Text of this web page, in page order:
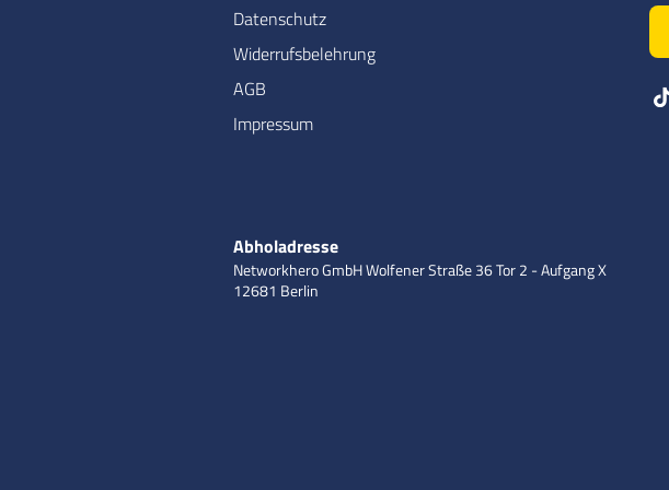
Datenschutz
Widerrufsbelehrung
AGB
Impressum
Abholadresse
Networkhero GmbHWolfener Straße 36Tor 2 - Aufgang X
12681 Berlin